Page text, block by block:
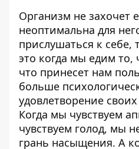
Организм не захочет
неоптимальна для
прислушаться к себе,
это когда мы едим то,
что принесет нам
больше
удовлетворение
Когда мы чувствуем
чувствуем голод, мы
грань насыщения. А